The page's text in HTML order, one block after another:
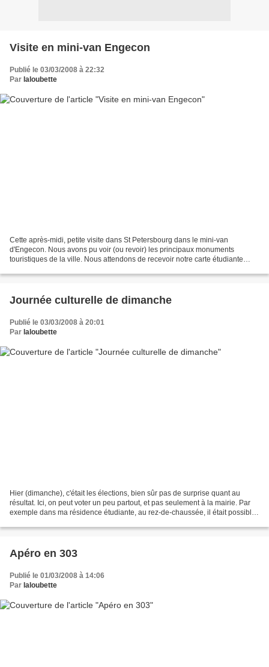
Visite en mini-van Engecon
Publié le 03/03/2008 à 22:32
Par laloubette
Cette après-midi, petite visite dans St Petersbourg dans le mini-van
d'Engecon. Nous avons pu voir (ou revoir) les principaux monuments
touristiques de la ville. Nous attendons de recevoir notre carte étudiante
Journée culturelle de dimanche
Publié le 03/03/2008 à 20:01
Par laloubette
Hier (dimanche), c'était les élections, bien sûr pas de surprise quant au
résultat. Ici, on peut voter un peu partout, et pas seulement à la mairie. Par
exemple dans ma résidence étudiante, au rez-de-chaussée, il était possible
Apéro en 303
Publié le 01/03/2008 à 14:06
Par laloubette